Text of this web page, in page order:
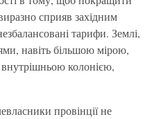
сприяв західним
тарифи. Землі,
навіть більшою мірою,
внутрішньою колонією,
провінції не